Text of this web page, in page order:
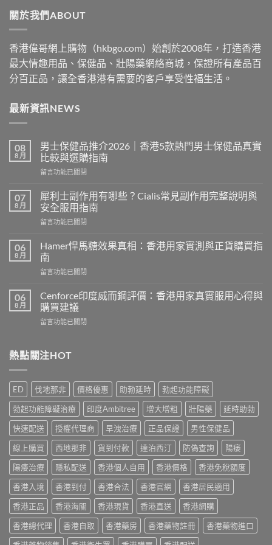
關於我們ABOUT
香港偉哥網上購物（hkbgo.com）始創於2008年，打造香港
最大情趣用品、保健品、壯陽藥網絡商城，保證所有產品百
分百正品，讓全香港港有需要的客戶享受性福生活。
最新資訊NEWS
08
8 月
男士保健品推介2026｜香港5款熱門男士保健品真實
比較與選購指南
在
士
保
健
品
介
2026
｜
香
5
款
門
保
真
實
比
較
與
選
購
指
南〉
中
留言功能已關閉
07
8 月
犀利士副作用有哪些？Cialis常見副作用完整說明與
安全服用指南
在
利
士
副
作
有
哪
些？
Cialis
副
完
整
說
明
與
安
全
服
用
指
南〉
中
留言功能已關閉
06
8 月
Hamer悍馬糖效果真相：香港用家實測與正貨購買指
南
在
悍
馬
糖
效
相：
用
家
實
測
與
正
貨
購
買
指
南〉
中
留言功能已關閉
06
8 月
Cenforce印度威而鋼評價：香港用家真實服用心得與
購買建議
在
度
威
鋼
評
價：
香
港
用
家
真
實
服
用
心
得
與
購
買
留言功能已關閉
熱點關注HOT
ED 伐地那非 價格優惠 助勃延時
勃起功能障礙
勃起功能障礙治療
印度Ambitree 增大增粗 壯陽藥
延時助勃
快速配送
授權代理商 早洩治療 正品保證
男性保健品
線上購買
西地那非 貨到付款 達泊西汀 防偽查詢
陽痿
陽痿治療
隱私配送 香港個人自用 香港價格
香港免稅額度
香港入境
香港到付 香港合法 香港官網
香港居民適用
香港正品
香港海關 香港現貨 香港直送
香港網購
香港總代理
香港自取 香港藥房 香港藥物註冊
香港藥物進口